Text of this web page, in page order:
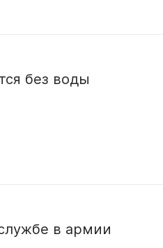
без воды
в армии